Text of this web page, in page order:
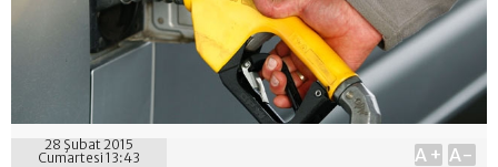
28 Şubat 2015
Cumartesi 13:43
A+ A-